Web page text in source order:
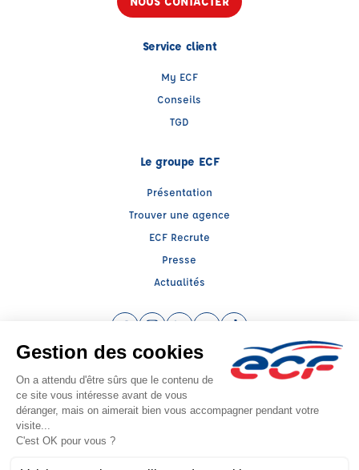
Service client
My ECF
Conseils
TGD
Le groupe ECF
Présentation
Trouver une agence
ECF Recrute
Presse
Actualités
Instagram (nouvelle fenêtre)
LinkedIn (nouvelle fenêtre)
YouTube (nouvelle fenêtre)
TikTok (nouvelle
Raison sociale : CENTRE DE FORMATION TRANSPORT - Capital social: 200000€
SIREN: 323590786 - Numéro de TVA intracommunautaire: FR 56 323590786
Agrément n°E0306212110
Siège social : Rte de Quéhen -ZA Canardière , ISQUES (62360) - Représentant